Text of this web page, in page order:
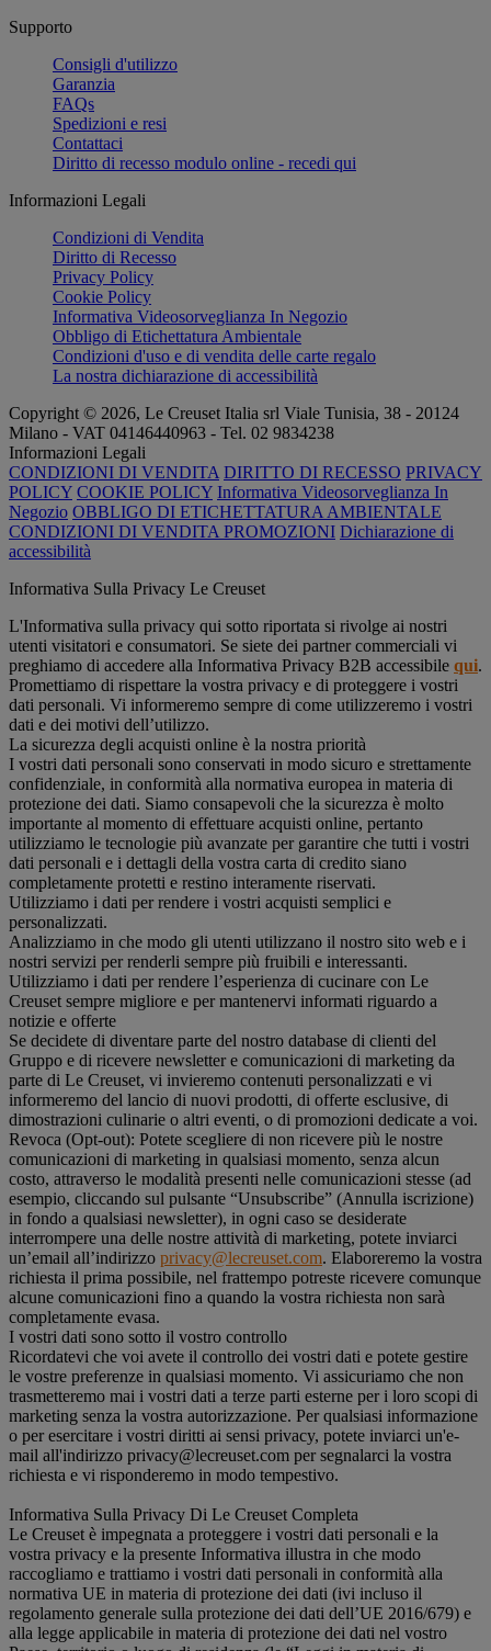
Supporto
Consigli d'utilizzo
Garanzia
FAQs
Spedizioni e resi
Contattaci
Diritto di recesso modulo online - recedi qui
Informazioni Legali
Condizioni di Vendita
Diritto di Recesso
Privacy Policy
Cookie Policy
Informativa Videosorveglianza In Negozio
Obbligo di Etichettatura Ambientale
Condizioni d'uso e di vendita delle carte regalo
La nostra dichiarazione di accessibilità
Copyright © 2026, Le Creuset Italia srl ​​Viale Tunisia, 38 - 20124
Milano - VAT 04146440963 - Tel. 02 9834238
Informazioni Legali
CONDIZIONI DI VENDITA DIRITTO DI RECESSO PRIVACY
POLICY COOKIE POLICY Informativa Videosorveglianza In
Negozio OBBLIGO DI ETICHETTATURA AMBIENTALE
CONDIZIONI DI VENDITA PROMOZIONI Dichiarazione di
accessibilità
Informativa Sulla Privacy Le Creuset
L'Informativa sulla privacy qui sotto riportata si rivolge ai nostri
utenti visitatori e consumatori. Se siete dei partner commerciali vi
preghiamo di accedere alla Informativa Privacy B2B accessibile qui.
Promettiamo di rispettare la vostra privacy e di proteggere i vostri
dati personali. Vi informeremo sempre di come utilizzeremo i vostri
dati e dei motivi dell’utilizzo.
La sicurezza degli acquisti online è la nostra priorità
I vostri dati personali sono conservati in modo sicuro e strettamente
confidenziale, in conformità alla normativa europea in materia di
protezione dei dati. Siamo consapevoli che la sicurezza è molto
importante al momento di effettuare acquisti online, pertanto
utilizziamo le tecnologie più avanzate per garantire che tutti i vostri
dati personali e i dettagli della vostra carta di credito siano
completamente protetti e restino interamente riservati.
Utilizziamo i dati per rendere i vostri acquisti semplici e
personalizzati.
Analizziamo in che modo gli utenti utilizzano il nostro sito web e i
nostri servizi per renderli sempre più fruibili e interessanti.
Utilizziamo i dati per rendere l’esperienza di cucinare con Le
Creuset sempre migliore e per mantenervi informati riguardo a
notizie e offerte
Se decidete di diventare parte del nostro database di clienti del
Gruppo e di ricevere newsletter e comunicazioni di marketing da
parte di Le Creuset, vi invieremo contenuti personalizzati e vi
informeremo del lancio di nuovi prodotti, di offerte esclusive, di
dimostrazioni culinarie o altri eventi, o di promozioni dedicate a voi.
Revoca (Opt-out): Potete scegliere di non ricevere più le nostre
comunicazioni di marketing in qualsiasi momento, senza alcun
costo, attraverso le modalità presenti nelle comunicazioni stesse (ad
esempio, cliccando sul pulsante “Unsubscribe” (Annulla iscrizione)
in fondo a qualsiasi newsletter), in ogni caso se desiderate
interrompere una delle nostre attività di marketing, potete inviarci
un’email all’indirizzo privacy@lecreuset.com. Elaboreremo la vostra
richiesta il prima possibile, nel frattempo potreste ricevere comunque
alcune comunicazioni fino a quando la vostra richiesta non sarà
completamente evasa.
I vostri dati sono sotto il vostro controllo
Ricordatevi che voi avete il controllo dei vostri dati e potete gestire
le vostre preferenze in qualsiasi momento. Vi assicuriamo che non
trasmetteremo mai i vostri dati a terze parti esterne per i loro scopi di
marketing senza la vostra autorizzazione. Per qualsiasi informazione
o per esercitare i vostri diritti ai sensi privacy, potete inviarci un'e-
mail all'indirizzo privacy@lecreuset.com per segnalarci la vostra
richiesta e vi risponderemo in modo tempestivo.
Informativa Sulla Privacy Di Le Creuset Completa
Le Creuset è impegnata a proteggere i vostri dati personali e la
vostra privacy e la presente Informativa illustra in che modo
raccogliamo e trattiamo i vostri dati personali in conformità alla
normativa UE in materia di protezione dei dati (ivi incluso il
regolamento generale sulla protezione dei dati dell’UE 2016/679) e
alla legge applicabile in materia di protezione dei dati nel vostro